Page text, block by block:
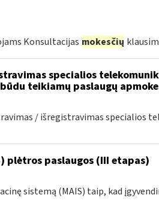
Konsultacijas mokesčių
specialios
teikiamų paslaugų
/ išregistravimas specialios
plėtros paslaugos (III etapas)
sistemą (MAIS) taip, kad